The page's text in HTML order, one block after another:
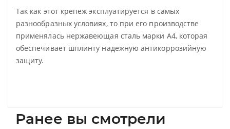
Так как этот крепеж эксплуатируется в самых
разнообразных условиях, то при его производстве
применялась нержавеющая сталь марки А4, которая
обеспечивает шплинту надежную антикоррозийную
защиту.
Ранее вы смотрели